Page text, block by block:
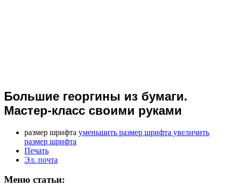
Большие георгины из бумаги.
Мастер-класс своими руками
размер шрифта уменьшить размер шрифта увеличить
размер шрифта
Печать
Эл. почта
Меню статьи: